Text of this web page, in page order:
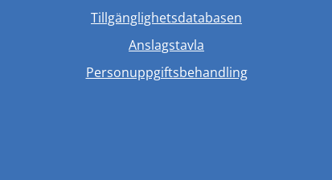
Tillgänglighetsdatabasen
Anslagstavla
Personuppgiftsbehandling